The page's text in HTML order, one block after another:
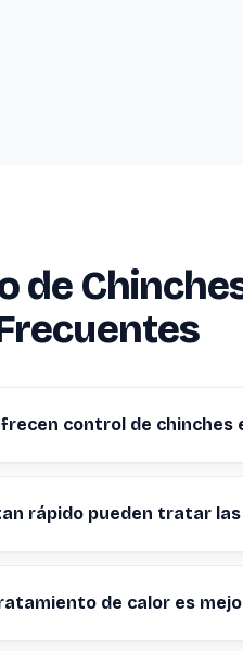
de
control de chinches
rápido pueden tratar las
de calor es